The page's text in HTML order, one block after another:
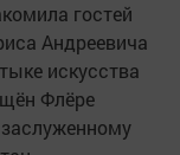
гостей
Андреевича
искусства
Флёре